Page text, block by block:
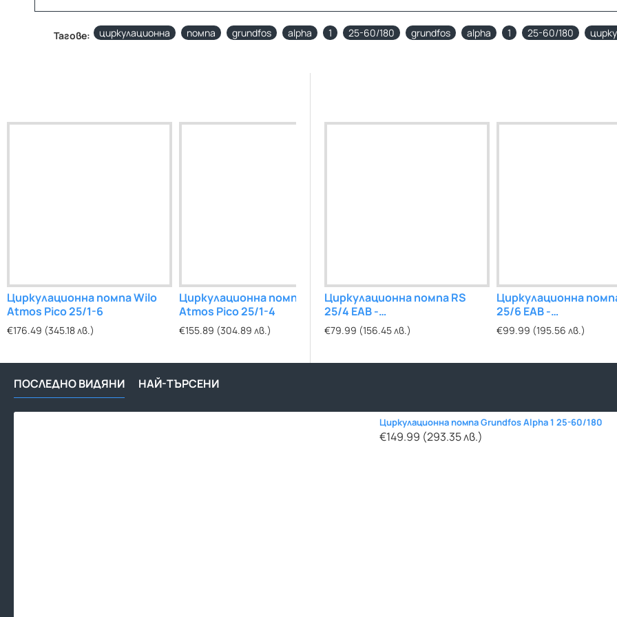
Тагове: циркулационна помпа grundfos alpha 1 25-60/180 grundfos alpha 1 25-60/180
Циркулационна помпа Wilo
Atmos Pico 25/1-6
€176.49 (345.18 лв.)
Циркулационна помпа Wilo
Atmos Pico 25/1-4
€155.89 (304.89 лв.)
Циркулационна помпа Wilo
Atmos Pico 25/1-8
€289.29 (565.80 лв.)
Циркулационна
Atmos Pico 30/1-6
€309.99 (606.29 лв.)
Циркулационна помпа RS
25/4 EAB -
ЕНЕРГОСПЕСТЯВАЩА
€79.99 (156.45 лв.)
Циркулационна
25/6 EAB -
ЕНЕРГОСПЕСТЯВАЩА
€99.99 (195.56 лв.)
ПОСЛЕДНО ВИДЯНИ НАЙ-ТЪРСЕНИ
Циркулационна помпа Grundfos Alpha 1 25-60/180
€149.99 (293.35 лв.)